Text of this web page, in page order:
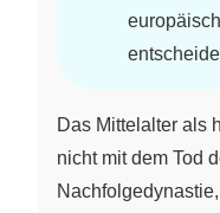
Das Mittelalter als
nicht mit dem Tod